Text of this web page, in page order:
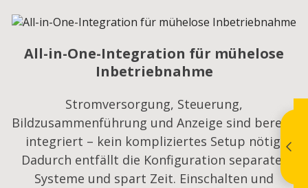
All-in-One-Integration für mühelose
Inbetriebnahme
Stromversorgung, Steuerung,
Bildzusammenführung und Anzeige sind bereits
integriert – kein kompliziertes Setup nötig.
Dadurch entfällt die Konfiguration separater
Systeme und spart Zeit. Einschalten und